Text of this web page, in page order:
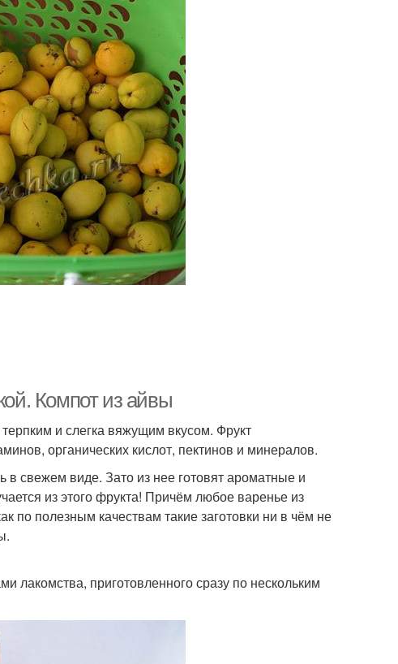
Компот из айвы
и слегка вяжущим вкусом. Фрукт
органических кислот, пектинов и минералов.
в свежем виде. Зато из нее готовят ароматные и
из этого фрукта! Причём любое варенье из
по полезным качествам такие заготовки ни в чём не
лакомства, приготовленного сразу по нескольким